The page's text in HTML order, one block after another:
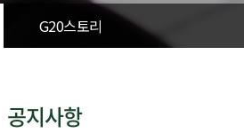
G20스토리
공지사항